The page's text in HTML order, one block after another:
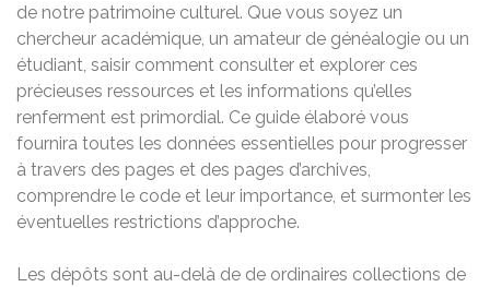
de notre patrimoine culturel. Que vous soyez un
chercheur académique, un amateur de généalogie ou un
étudiant, saisir comment consulter et explorer ces
précieuses ressources et les informations qu’elles
renferment est primordial. Ce guide élaboré vous
fournira toutes les données essentielles pour progresser
à travers des pages et des pages d’archives,
comprendre le code et leur importance, et surmonter les
éventuelles restrictions d’approche.
Les dépôts sont au-delà de de ordinaires collections de